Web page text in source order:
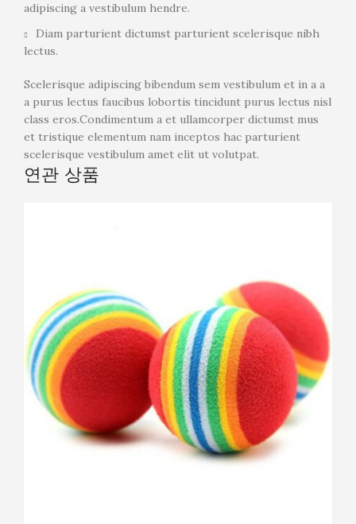
adipiscing a vestibulum hendre.
Diam parturient dictumst parturient scelerisque nibh
lectus.
Scelerisque adipiscing bibendum sem vestibulum et in a a
a purus lectus faucibus lobortis tincidunt purus lectus nisl
class eros.Condimentum a et ullamcorper dictumst mus
et tristique elementum nam inceptos hac parturient
scelerisque vestibulum amet elit ut volutpat.
연관 상품